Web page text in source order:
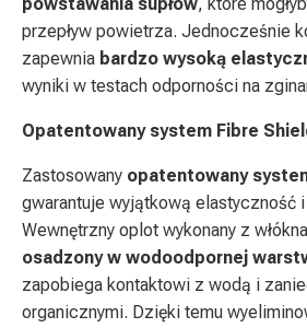
przepływ powietrza. Jednocześnie
zapewnia bardzo wysoką
wyniki w testach odporności na
Opatentowany system Fibre
Zastosowany opatentowany
gwarantuje wyjątkową elastyczność i
Wewnętrzny oplot wykonany z
osadzony w wodoodpornej
zapobiega kontaktowi z wodą i
organicznymi. Dzięki temu